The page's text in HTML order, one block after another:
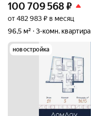
100 709 568₽
от 482 983 ₽ в месяц
96,5 м²
3-комн. квартира
новостройка